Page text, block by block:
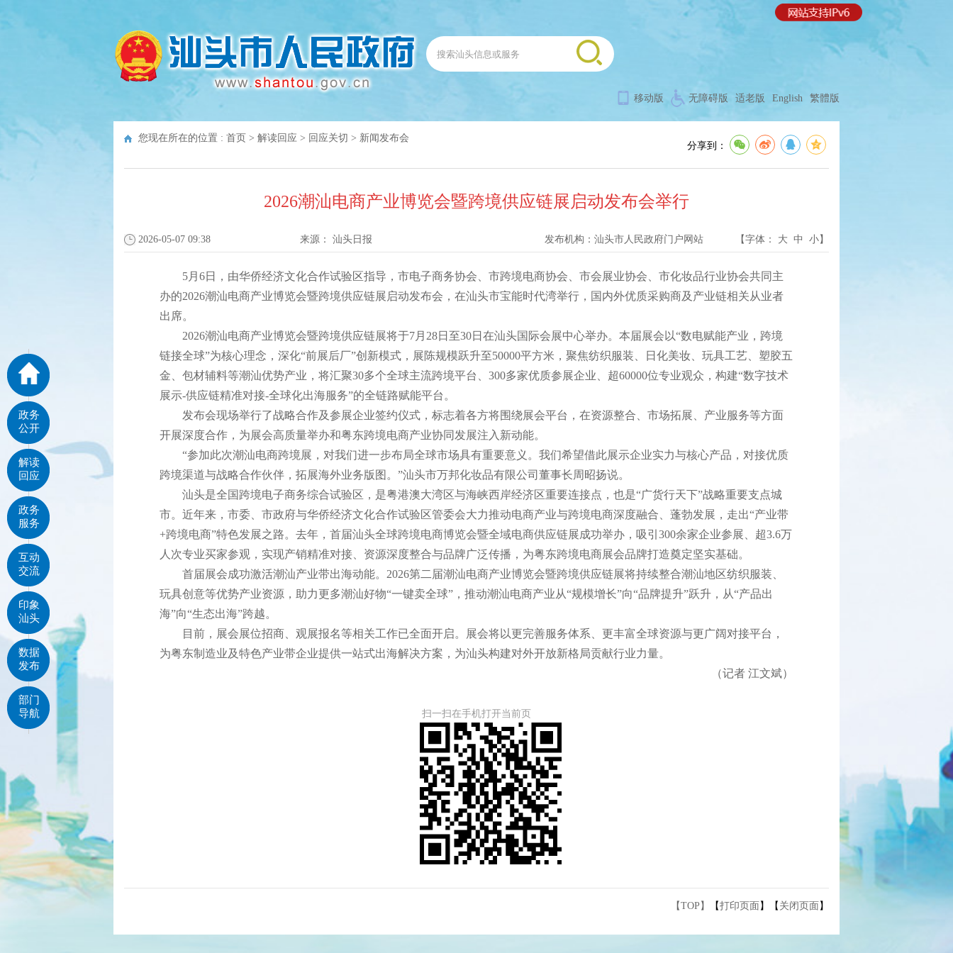
移动版 无障碍版 适老版 English 繁體版
您现在所在的位置 : 首页 > 解读回应 > 回应关切 > 新闻发布会
分享到：
2026潮汕电商产业博览会暨跨境供应链展启动发布会举行
2026-05-07 09:38 来源： 汕头日报 发布机构： 汕头市人民政府门户网站 【字体： 大 中 小】
5月6日，由华侨经济文化合作试验区指导，市电子商务协会、市跨境电商协会、市会展业协会、市化妆品行业协会共同主
办的2026潮汕电商产业博览会暨跨境供应链展启动发布会，在汕头市宝能时代湾举行，国内外优质采购商及产业链相关从业者
出席。
2026潮汕电商产业博览会暨跨境供应链展将于7月28日至30日在汕头国际会展中心举办。本届展会以“数电赋能产业，跨境
链接全球”为核心理念，深化“前展后厂”创新模式，展陈规模跃升至50000平方米，聚焦纺织服装、日化美妆、玩具工艺、塑胶五
金、包材辅料等潮汕优势产业，将汇聚30多个全球主流跨境平台、300多家优质参展企业、超60000位专业观众，构建“数字技术
展示-供应链精准对接-全球化出海服务”的全链路赋能平台。
发布会现场举行了战略合作及参展企业签约仪式，标志着各方将围绕展会平台，在资源整合、市场拓展、产业服务等方面
开展深度合作，为展会高质量举办和粤东跨境电商产业协同发展注入新动能。
“参加此次潮汕电商跨境展，对我们进一步布局全球市场具有重要意义。我们希望借此展示企业实力与核心产品，对接优质
跨境渠道与战略合作伙伴，拓展海外业务版图。”汕头市万邦化妆品有限公司董事长周昭扬说。
汕头是全国跨境电子商务综合试验区，是粤港澳大湾区与海峡西岸经济区重要连接点，也是“广货行天下”战略重要支点城
市。近年来，市委、市政府与华侨经济文化合作试验区管委会大力推动电商产业与跨境电商深度融合、蓬勃发展，走出“产业带
+跨境电商”特色发展之路。去年，首届汕头全球跨境电商博览会暨全域电商供应链展成功举办，吸引300余家企业参展、超3.6万
人次专业买家参观，实现产销精准对接、资源深度整合与品牌广泛传播，为粤东跨境电商展会品牌打造奠定坚实基础。
首届展会成功激活潮汕产业带出海动能。2026第二届潮汕电商产业博览会暨跨境供应链展将持续整合潮汕地区纺织服装、
玩具创意等优势产业资源，助力更多潮汕好物“一键卖全球”，推动潮汕电商产业从“规模增长”向“品牌提升”跃升，从“产品出
海”向“生态出海”跨越。
目前，展会展位招商、观展报名等相关工作已全面开启。展会将以更完善服务体系、更丰富全球资源与更广阔对接平台，
为粤东制造业及特色产业带企业提供一站式出海解决方案，为汕头构建对外开放新格局贡献行业力量。
（记者 江文斌）
扫一扫在手机打开当前页
【TOP】 【打印页面 】【 关闭页面 】
政务
公开
解读
回应
政务
服务
互动
交流
印象
汕头
数据
发布
部门
导航